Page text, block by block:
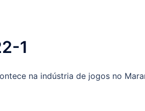
1
na indústria de jogos no